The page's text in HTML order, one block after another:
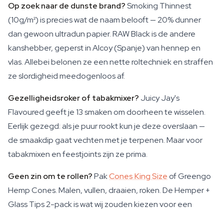
Op zoek naar de dunste brand?Smoking Thinnest
(10g/m²) is precies wat de naam belooft — 20% dunner
dan gewoon ultradun papier. RAW Black is de andere
kanshebber, geperst in Alcoy (Spanje) van hennep en
vlas. Allebei belonen ze een nette roltechniek en straffen
ze slordigheid meedogenloos af.
Gezelligheidsroker of tabakmixer? Juicy Jay's
Flavoured geeft je 13 smaken om doorheen te wisselen.
Eerlijk gezegd: als je puur rookt kun je deze overslaan —
de smaakdip gaat vechten met je terpenen. Maar voor
tabakmixen en feestjoints zijn ze prima.
Geen zin om te rollen?PakCones King Size of Greengo
Hemp Cones. Malen, vullen, draaien, roken. De Hemper +
Glass Tips 2-pack is wat wij zouden kiezen voor een